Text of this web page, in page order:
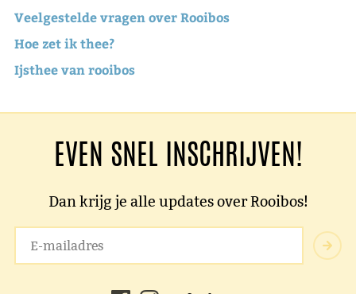
Veelgestelde vragen over Rooibos
Hoe zet ik thee?
Ijsthee van rooibos
EVEN SNEL INSCHRIJVEN!
Dan krijg je alle updates over Rooibos!